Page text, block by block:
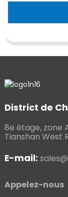
District de
8e étage, zone
Tianshan West
E-mail:
Appelez-nous